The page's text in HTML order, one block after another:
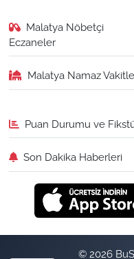
Malatya Nöbetçi
Eczaneler
Malatya Namaz
Puan Durumu ve
Son Dakika Haberleri
© 2026